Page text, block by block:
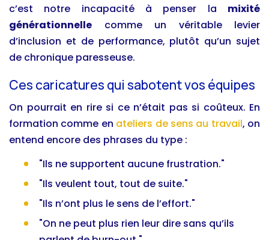
c’est notre incapacité à penser la mixité
générationnelle comme un véritable levier
d’inclusion et de performance, plutôt qu’un sujet
de chronique paresseuse.
Ces caricatures qui sabotent vos équipes
On pourrait en rire si ce n’était pas si coûteux. En
formation comme en ateliers de sens au travail, on
entend encore des phrases du type :
"Ils ne supportent aucune frustration."
"Ils veulent tout, tout de suite."
"Ils n’ont plus le sens de l’effort."
"On ne peut plus rien leur dire sans qu’ils